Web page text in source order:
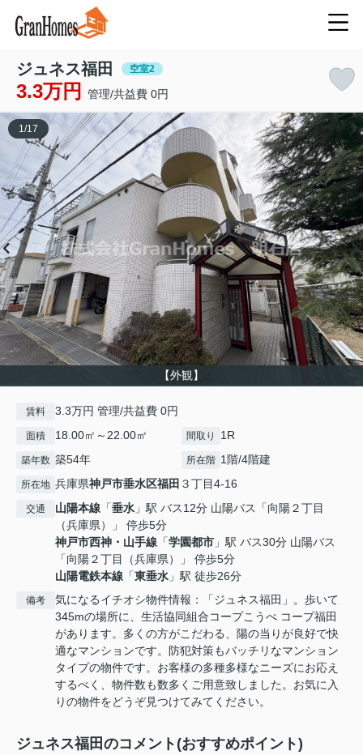
ジュネス福田 空室2
3.3万円 管理/共益費 0円
【外観】
1 /17
賃料 3.3万円 管理/共益費 0円
面積 18.00㎡～22.00㎡ 間取り 1R
築年数 築54年 所在階 1階/4階建
所在地 兵庫県神戸市垂水区福田 ３丁目4-16
交通 山陽本線 「垂水 」駅 バス12分 山陽バス「向陽２丁目
（兵庫県）」 停歩5分
神戸市西神・山手線 「学園都市 」駅 バス30分 山陽バス
「向陽２丁目（兵庫県）」 停歩5分
山陽電鉄本線 「東垂水 」駅 徒歩26分
備考
気になるイチオシ物件情報：「ジュネス福田」。歩いて
345mの場所に、生活協同組合コープこうべ コープ福田
があります。多くの方がこだわる、陽の当りが良好で快
適なマンションです。防犯対策もバッチリなマンション
タイプの物件です。お客様の多種多様なニーズにお応え
するべく、物件数も数多くご用意致しました。お気に入
りの物件をどうぞ見つけてみてください。
ジュネス福田のコメント(おすすめポイント)